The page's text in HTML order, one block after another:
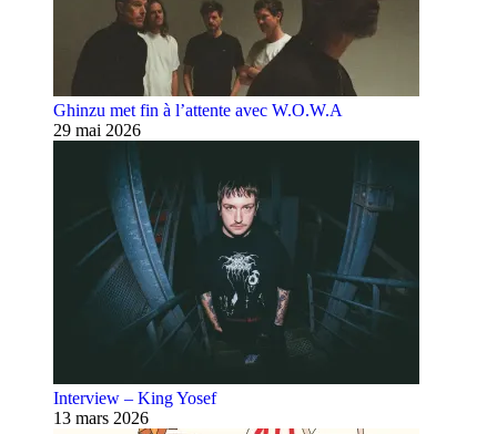
Ghinzu met fin à l’attente avec W.O.W.A
29 mai 2026
Interview – King Yosef
13 mars 2026